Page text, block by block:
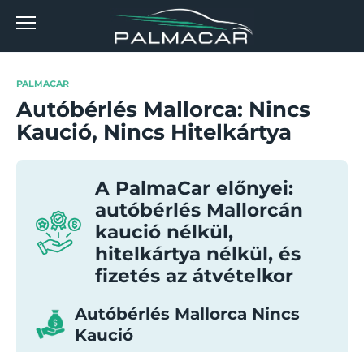
PALMACAR
Autóbérlés Mallorca: Nincs
Kaució, Nincs Hitelkártya
A PalmaCar előnyei:
autóbérlés Mallorcán
kaució nélkül,
hitelkártya nélkül, és
fizetés az átvételkor
Autóbérlés Mallorca Nincs
Kaució